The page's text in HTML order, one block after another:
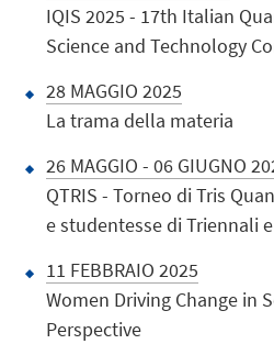
IQIS 2025 - 17th Italian
Science and Technology
28 MAGGIO 2025
La trama della materia
26 MAGGIO - 06 GIUGNO
QTRIS - Torneo di Tris
e studentesse di Triennali
11 FEBBRAIO 2025
Women Driving Change in
Perspective